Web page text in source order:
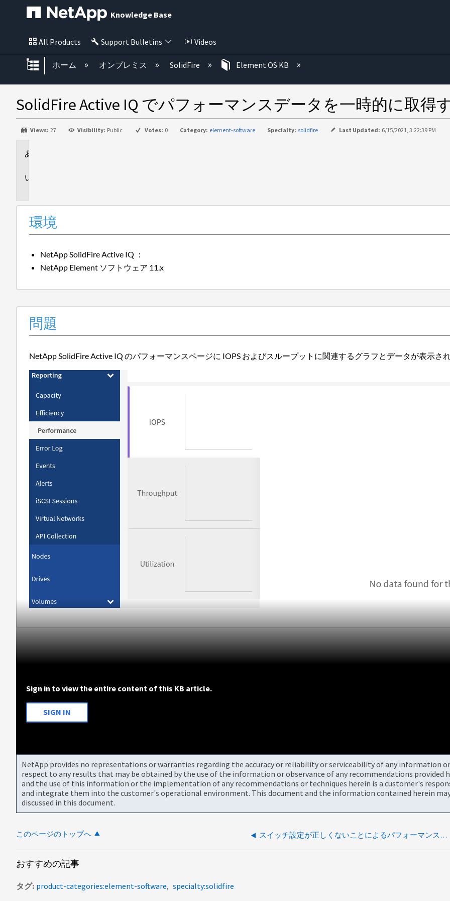
Knowledge Base
All Products Support Bulletins Videos
グローバル階層を展開/折りたたむ
ホーム オンプレミス SolidFire Element OS KB
SolidFire Active IQ でパフォーマンスデータを一時的に取得
Views: 27 Visibility: Public Votes: 0 Category: element-software Specialty: solidfire Last Updated: 6/15/2021, 3:22:39 PM
環境
NetApp SolidFire Active IQ ：
NetApp Element ソフトウェア 11.x
問題
NetApp SolidFire Active IQ のパフォーマンスページに IOPS およびスループットに関連するグラフとデータが表示さ
Sign in to view the entire content of this KB article.
SIGN IN
NetApp provides no representations or warranties regarding the accuracy or reliability or serviceability of any information
respect to any results that may be obtained by the use of the information or observance of any recommendations
and the use of this information or the implementation of any recommendations or techniques herein is a customer's
and integrate them into the customer's operational environment. This document and the information contained herein
discussed in this document.
このページのトップへ スイッチ設定が正しくないことによるパフォーマンスの問題
おすすめの記事
タグ product-categories:element-software specialty:solidfire